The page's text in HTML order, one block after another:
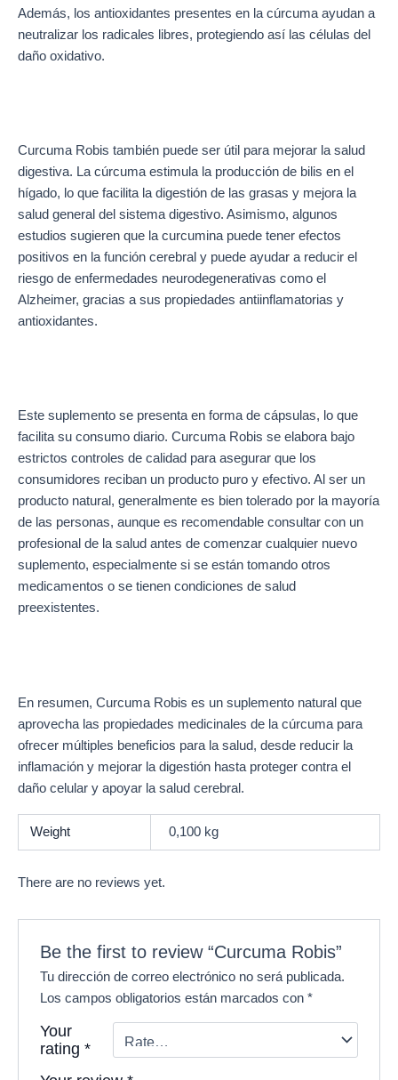
Además, los antioxidantes presentes en la cúrcuma ayudan a
neutralizar los radicales libres, protegiendo así las células del
daño oxidativo.
Curcuma Robis también puede ser útil para mejorar la salud
digestiva. La cúrcuma estimula la producción de bilis en el
hígado, lo que facilita la digestión de las grasas y mejora la
salud general del sistema digestivo. Asimismo, algunos
estudios sugieren que la curcumina puede tener efectos
positivos en la función cerebral y puede ayudar a reducir el
riesgo de enfermedades neurodegenerativas como el
Alzheimer, gracias a sus propiedades antiinflamatorias y
antioxidantes.
Este suplemento se presenta en forma de cápsulas, lo que
facilita su consumo diario. Curcuma Robis se elabora bajo
estrictos controles de calidad para asegurar que los
consumidores reciban un producto puro y efectivo. Al ser un
producto natural, generalmente es bien tolerado por la mayoría
de las personas, aunque es recomendable consultar con un
profesional de la salud antes de comenzar cualquier nuevo
suplemento, especialmente si se están tomando otros
medicamentos o se tienen condiciones de salud
preexistentes.
En resumen, Curcuma Robis es un suplemento natural que
aprovecha las propiedades medicinales de la cúrcuma para
ofrecer múltiples beneficios para la salud, desde reducir la
inflamación y mejorar la digestión hasta proteger contra el
daño celular y apoyar la salud cerebral.
Weight 0,100 kg
There are no reviews yet.
Be the first to review “Curcuma Robis”
Tu dirección de correo electrónico no será publicada.
Los campos obligatorios están marcados con*
Your
rating*